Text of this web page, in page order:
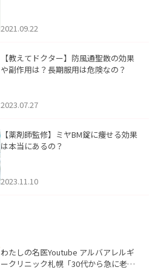
2021.09.22
【教えてドクター】防風通聖散の効果
や副作用は？長期服用は危険なの？
2023.07.27
【薬剤師監修】ミヤBM錠に痩せる効果
は本当にあるの？
2023.11.10
わたしの名医Youtube アルバアレルギ
ークリニック札幌「30代から急に老け